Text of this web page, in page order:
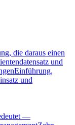
die daraus einen
und
Einführung,
und
—